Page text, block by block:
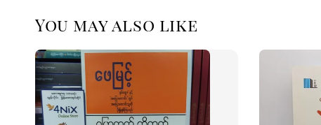
You may also like